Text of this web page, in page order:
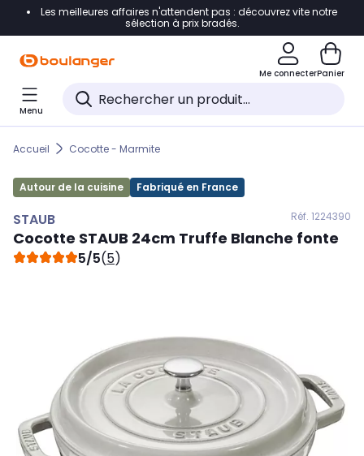
Accéder directement à la navigation
Accéder directement au pied de page
Accéder directement au chatbot
Les meilleures affaires n'attendent pas : découvrez vite notre
sélection à prix bradés.
Me connecterPanier
Menu
Accueil Cocotte - Marmite
Autour de la cuisine Fabriqué en France
STAUB Réf. 1224390
Cocotte STAUB 24cm Truffe Blanche fonte
5/5(5)